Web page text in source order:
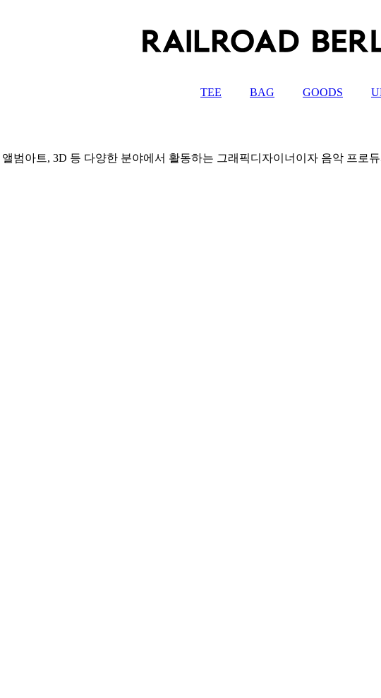
TEE BAG GOODS
범아트, 3D 등 다양한 분야에서 활동하는 그래픽디자이너이자 음악 프로